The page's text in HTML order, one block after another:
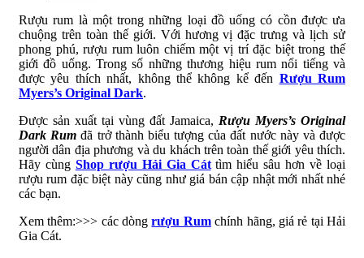
Rượu rum là một trong những loại đồ uống có cồn được ưa
chuộng trên toàn thế giới. Với hương vị đặc trưng và lịch sử
phong phú, rượu rum luôn chiếm một vị trí đặc biệt trong thế
giới đồ uống. Trong số những thương hiệu rum nổi tiếng và
được yêu thích nhất, không thể không kể đến Rượu Rum
Myers’s Original Dark.
Được sản xuất tại vùng đất Jamaica, Rượu Myers’s Original
Dark Rum đã trở thành biểu tượng của đất nước này và được
người dân địa phương và du khách trên toàn thế giới yêu thích.
Hãy cùng Shop rượu Hải Gia Cáttìm hiểu sâu hơn về loại
rượu rum đặc biệt này cũng như giá bán cập nhật mới nhất nhé
các bạn.
Xem thêm:>>> các dòngrượu Rumchính hãng, giá rẻ tại Hải
Gia Cát.